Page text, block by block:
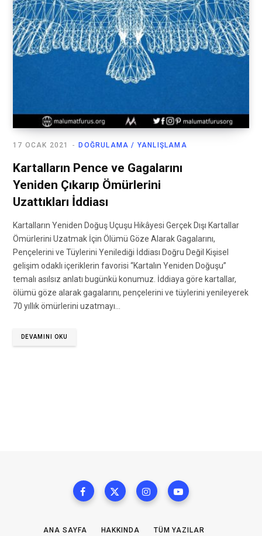
DOĞRULAMA / YANLIŞLAMA
17 OCAK 2021
Kartalların Pence ve Gagalarını
Yeniden Çıkarıp Ömürlerini
Uzattıkları İddiası
Kartalların Yeniden Doğuş Uçuşu Hikâyesi Gerçek Dışı Kartallar
Ömürlerini Uzatmak İçin Ölümü Göze Alarak Gagalarını,
Pençelerini ve Tüylerini Yenilediği İddiası Doğru Değil Kişisel
gelişim odaklı içeriklerin favorisi “Kartalın Yeniden Doğuşu”
temalı asılsız anlatı bugünkü konumuz. İddiaya göre kartallar,
ölümü göze alarak gagalarını, pençelerini ve tüylerini yenileyerek
70 yıllık ömürlerini uzatmayı…
DEVAMINI OKU
ANA SAYFA HAKKINDA TÜM YAZILAR